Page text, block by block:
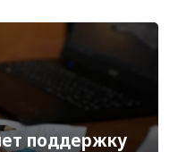
поддержку